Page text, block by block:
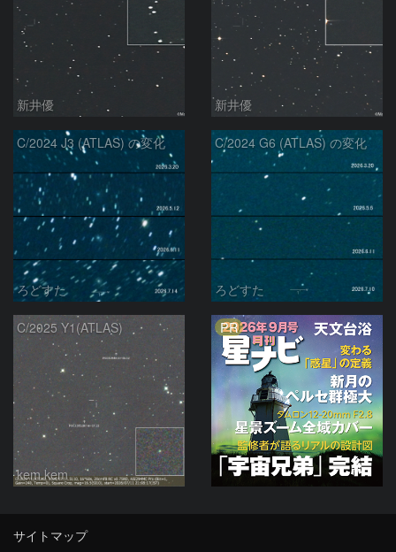
新井優 新井優
C/2024 J3 (ATLAS) の変化
ろどすた
C/2024 G6 (ATLAS) の変化
ろどすた
C/2025 Y1(ATLAS)
kem.kem
PR
サイトマップ